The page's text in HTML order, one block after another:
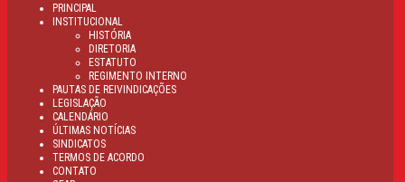
PRINCIPAL
INSTITUCIONAL
HISTÓRIA
DIRETORIA
ESTATUTO
REGIMENTO INTERNO
PAUTAS DE REIVINDICAÇÕES
LEGISLAÇÃO
CALENDÁRIO
ÚLTIMAS NOTÍCIAS
SINDICATOS
TERMOS DE ACORDO
CONTATO